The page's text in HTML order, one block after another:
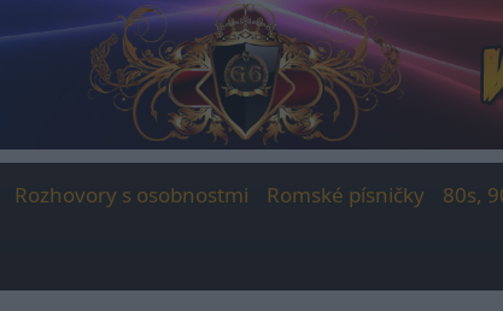
Rozhovory s osobnostmi Romské písničky 80s,